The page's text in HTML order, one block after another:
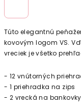
Túto elegantnú
kovovým logom VS.
vreciek je všetko
- 12 vnútorných
- 1 priehradka na zips
- 2 vrecká na bankovky